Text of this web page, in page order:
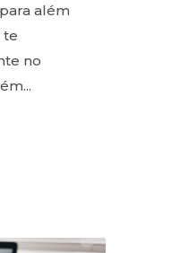
além
te
no